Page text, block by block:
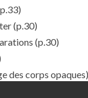
(p.30)
(p.30)
des corps opaques)